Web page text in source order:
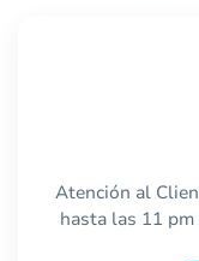
Atención al
hasta las 11 pm